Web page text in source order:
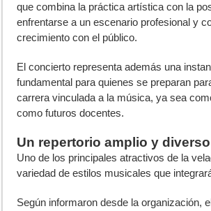
que combina la práctica artística con la
enfrentarse a un escenario profesional y
crecimiento con el público.
El concierto representa además una
fundamental para quienes se preparan
carrera vinculada a la música, ya sea
como futuros docentes.
Un repertorio amplio y diverso
Uno de los principales atractivos de la
variedad de estilos musicales que
Según informaron desde la organización,